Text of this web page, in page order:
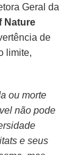
Geral da
Nature
de
limite,
ou morte
não pode
e seus